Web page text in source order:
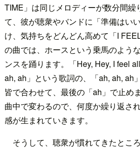
TIME」は同じメロディーが数分間繰
て、彼が聴衆やバンドに「準備はい
け、気持ちをどんどん高めて「I
の曲では、ホースという乗馬のよう
ンスを踊ります。「Hey, Hey, I feel
ah, ah」という歌詞の、「ah, ah, ah
皆で合わせて、最後の「ah」で止め
曲中で変わるので、何度か繰り返さ
感が生まれていきます。
そうして、聴衆が慣れてきたとこ